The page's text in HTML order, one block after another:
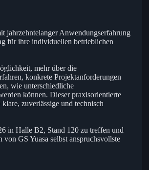
jahrzehntelanger Anwendungserfahrung
für ihre individuellen betrieblichen
mehr über die
konkrete Projektanforderungen
wie unterschiedliche
können. Dieser praxisorientierte
zuverlässige und technisch
in Halle B2, Stand 120 zu treffen und
GS Yuasa selbst anspruchsvollste